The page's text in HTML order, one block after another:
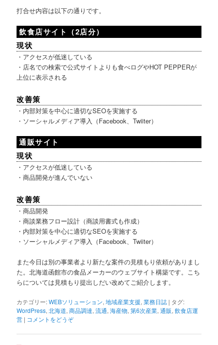
打合せ内容は以下の通りです。
飲食店サイト（2店分）
現状
・アクセスが低迷している
・店名での検索で公式サイトよりも食べログやHOT PEPPERが
上位に表示される
改善策
・内部対策を中心に適切なSEOを実施する
・ソーシャルメディア導入（Facebook、Twiiter）
通販サイト
現状
・アクセスが低迷している
・商品開発が進んでいない
改善策
・商品開発
・商談業務フロー設計（商談用書式も作成）
・内部対策を中心に適切なSEOを実施する
・ソーシャルメディア導入（Facebook、Twiiter）
また今日は別の事業者より新たな案件の見積もり依頼がありまし
た。北海道函館市の食品メーカーのウェブサイト構築です。こち
らについては見積もり提出しだい改めてご紹介します。
カテゴリー:WEBソリューション,地域産業支援,業務日誌 | タグ:
WordPress,北海道,商品調達,流通,海産物,第6次産業,通販,飲食店運
営 | コメントをどうぞ